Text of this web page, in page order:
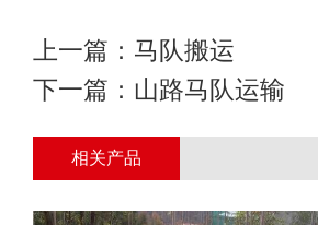
上一篇： 马队搬运
下一篇： 山路马队运输
相关产品